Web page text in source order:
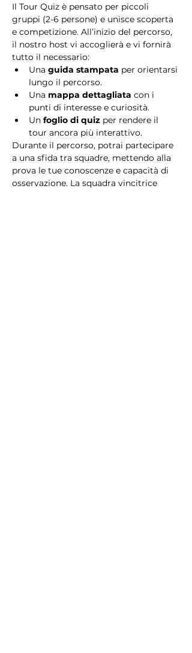
Il Tour Quiz è pensato per piccoli
gruppi (2-6 persone) e unisce scoperta
e competizione. All’inizio del percorso,
il nostro host vi accoglierà e vi fornirà
tutto il necessario:
Una guida stampata per orientarsi
lungo il percorso.
Una mappa dettagliata con i
punti di interesse e curiosità.
Un foglio di quiz per rendere il
tour ancora più interattivo.
Durante il percorso, potrai partecipare
a una sfida tra squadre, mettendo alla
prova le tue conoscenze e capacità di
osservazione. La squadra vincitrice